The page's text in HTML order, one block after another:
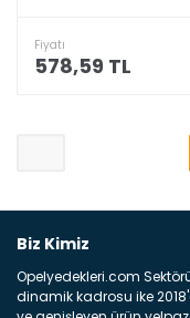
Fiyatı
578,59 TL
Biz Kimiz
Opelyedekleri.com
dinamik kadrosu ike